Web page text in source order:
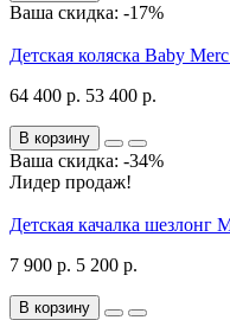
Ваша скидка: -17%
Детская коляска Baby
64 400 р. 53 400 р.
В корзину
Ваша скидка: -34%
Лидер продаж!
Детская качалка шезлонг
7 900 р. 5 200 р.
В корзину